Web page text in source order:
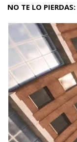
NO TE LO PIERDAS: